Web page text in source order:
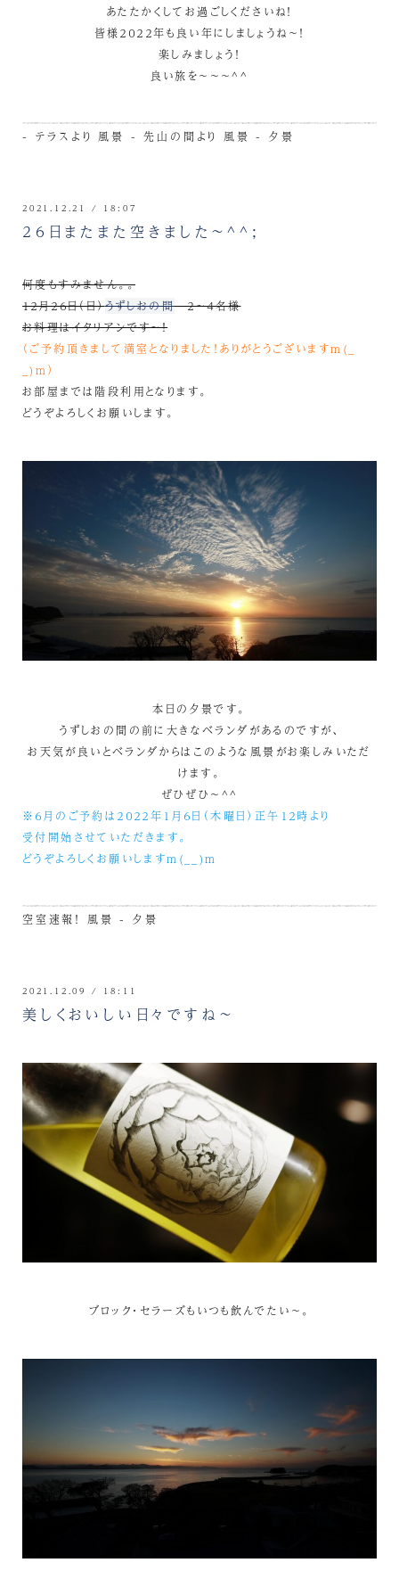
あたたかくしてお過ごしくださいね！
皆様２０２２年も良い年にしましょうね～！
楽しみましょう！
良い旅を～～～^^
- テラスより 風景 - 先山の間より 風景 - 夕景
2021.12.21 / 18:07
２６日またまた空きました～^^;
何度もすみません。。
１２月２６日（日）うずしおの間２～４名様
お料理はイタリアンです～！
（ご予約頂きまして満室となりました！ありがとうございますm(_
_)m）
お部屋までは階段利用となります。
どうぞよろしくお願いします。
本日の夕景です。
うずしおの間の前に大きなベランダがあるのですが、
お天気が良いとベランダからはこのような風景がお楽しみいただ
けます。
ぜひぜひ～^^
※６月のご予約は２０２２年１月６日（木曜日）正午１２時より
受付開始させていただきます。
どうぞよろしくお願いしますm(__)m
空室速報！ 風景 - 夕景
2021.12.09 / 18:11
美しくおいしい日々ですね～
ブロック・セラーズもいつも飲んでたい～。